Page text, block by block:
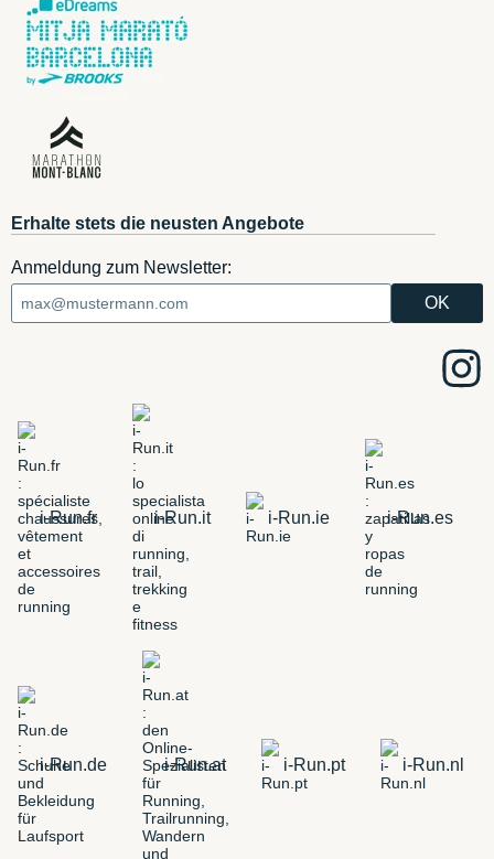
Erhalte stets die neusten Angebote
Anmeldung zum Newsletter:
i-Run.fr i-Run.it i-Run.ie i-Run.es
i-Run.de i-Run.at i-Run.pt i-Run.nl